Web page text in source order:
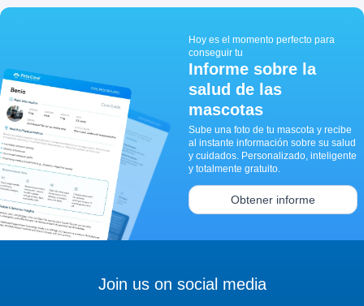
Hoy es el momento perfecto para
conseguir tu
Informe sobre la
salud de las
mascotas
Sube una foto de tu mascota y recibe
al instante información sobre su salud
y cuidados. Personalizado, inteligente
y totalmente gratuito.
Obtener informe
Join us on social media